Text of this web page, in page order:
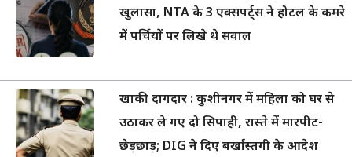
खुलासा, NTA के 3 एक्सपर्ट्स ने होटल के कमरे
में पर्चियों पर लिखे थे सवाल
खाकी दागदार : कुशीनगर में महिला को घर से
उठाकर ले गए दो सिपाही, रास्ते में मारपीट-
छेड़छाड़; DIG ने दिए बर्खास्तगी के आदेश